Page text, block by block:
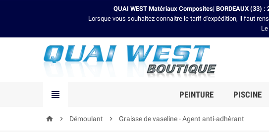
QUAI WEST Matériaux Composites| BORDEAUX (33) :
Lorsque vous souhaitez connaitre le tarif d'expédition, il faut
 PEINTURE PISCINE
home  Démoulant  Graisse de vaseline - Agent anti-adhèrant